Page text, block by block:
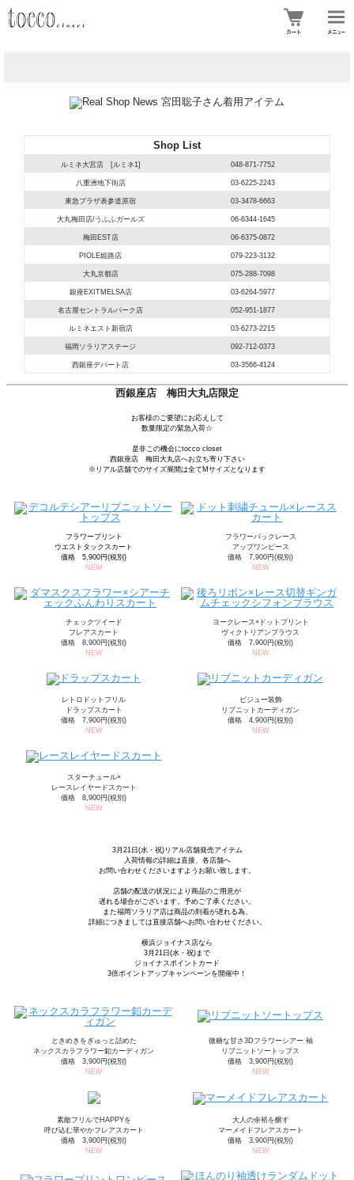
Shop List
ルミネ大宮店 [ルミネ1] 048-871-7752
八重洲地下街店 03-6225-2243
東急プラザ表参道原宿 03-3478-6663
大丸梅田店/うふふガールズ 06-6344-1645
梅田EST店 06-6375-0872
PIOLE姫路店 079-223-3132
大丸京都店 075-288-7098
銀座EXITMELSA店 03-6264-5977
名古屋セントラルパーク店 052-951-1877
ルミネエスト新宿店 03-6273-2215
福岡ソラリアステージ 092-712-0373
西銀座デパート店 03-3566-4124
西銀座店 梅田大丸店限定
お客様のご要望にお応えして
数量限定の緊急入荷☆
是非この機会にtocco closet
西銀座店 梅田大丸店へお立ち寄り下さい
※リアル店舗でのサイズ展開は全てMサイズとなります
フラワープリント
ウエストタックスカート
価格 5,900円(税別)
NEW
フラワーバックレース
アップワンピース
価格 7,900円(税別)
NEW
チェックツイード
フレアスカート
価格 8,900円(税別)
NEW
ヨークレース×ドットプリント
ヴィクトリアンブラウス
価格 7,900円(税別)
NEW
レトロドットフリル
ドラップスカート
価格 7,900円(税別)
NEW
ビジュー装飾
リブニットカーディガン
価格 4,900円(税別)
NEW
スターチュール×
レースレイヤードスカート
価格 8,900円(税別)
NEW
3月21日(水・祝)リアル店舗発売アイテム
入荷情報の詳細は直接、各店舗へ
お問い合わせくださいますようお願い致します。
店舗の配送の状況により商品のご用意が
遅れる場合がございます。予めご了承ください。
また福岡ソラリア店は商品の到着が遅れる為、
詳細につきましては直接店舗へお問い合わせください。
横浜ジョイナス店なら
3月21日(水・祝)まで
ジョイナスポイントカード
3倍ポイントアップキャンペーンを開催中！
ときめきをぎゅっと詰めた
ネックスカラフラワー釦カーディガン
価格 3,900円(税別)
NEW
微糖な甘さ3Dフラワーシアー 袖
リブニットソートップス
価格 3,900円(税別)
NEW
素敵フリルでHAPPYを
呼び込む華やかフレアスカート
価格 3,900円(税別)
NEW
大人の余裕を醸す
マーメイドフレアスカート
価格 3,900円(税別)
NEW